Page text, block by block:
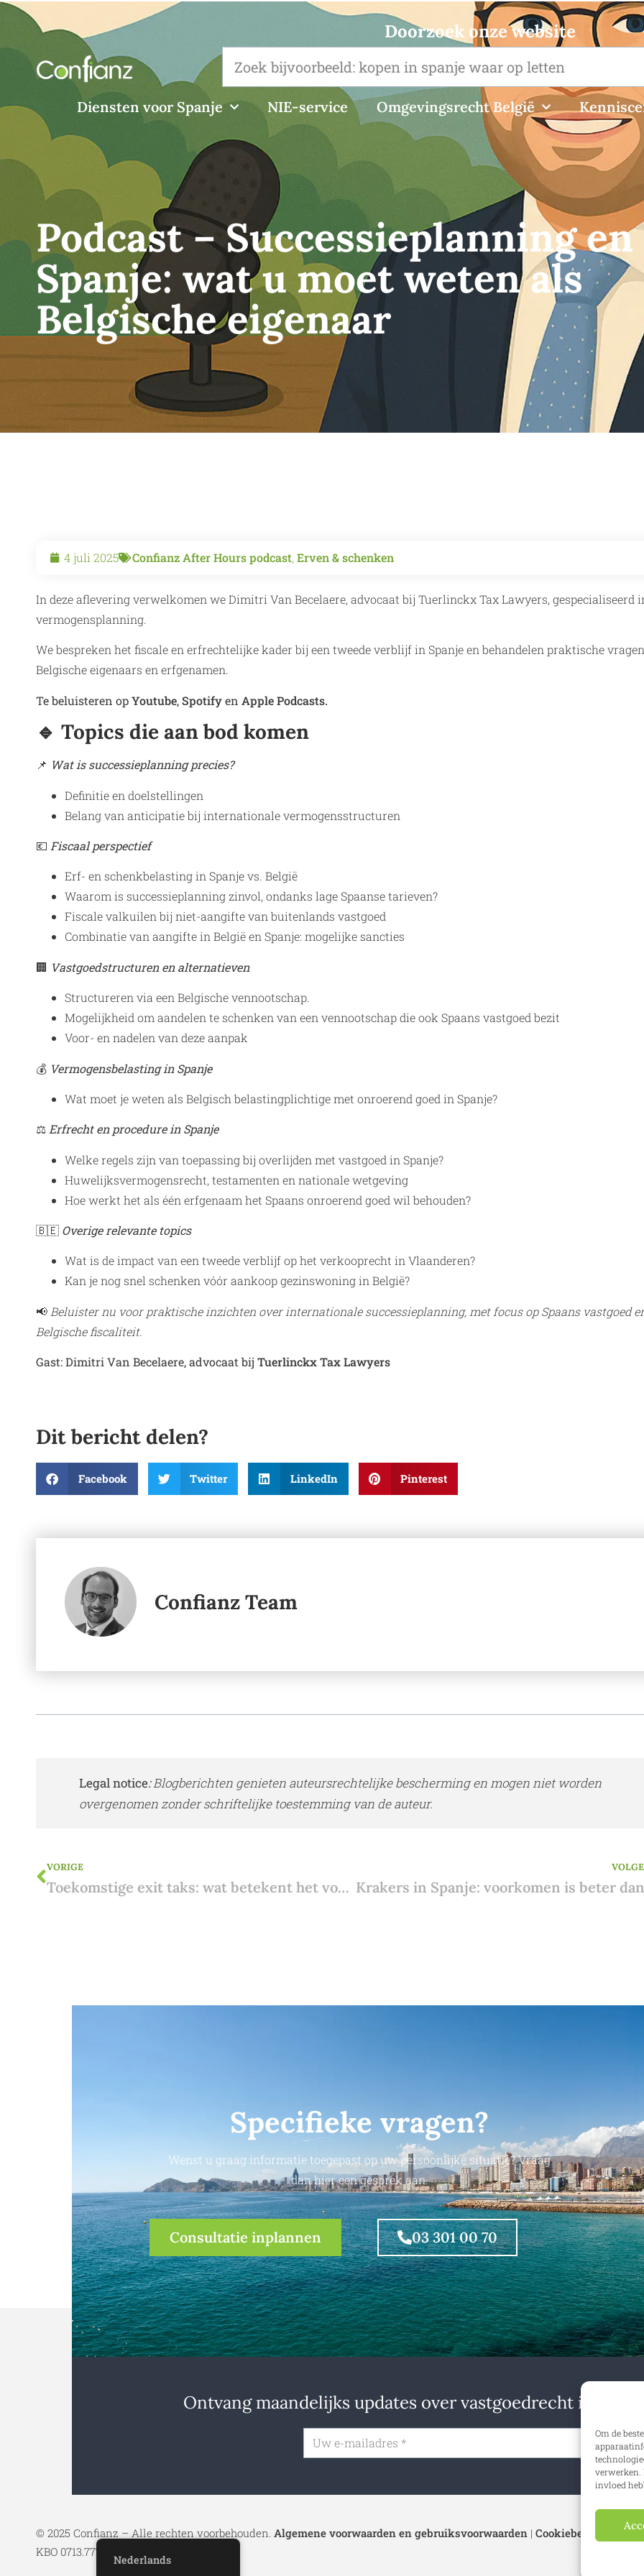
Om de
verwerken.
invloed
Doorzoek onze website
Diensten voor Spanje NIE-service Omgevingsrecht België
Podcast – Successieplanning en
Spanje: wat u moet weten als
Belgische eigenaar
4 juli 2025 Confianz After Hours podcast, Erven & schenken
In deze aflevering verwelkomen we Dimitri Van Becelaere, advocaat bij Tuerlinckx Tax Lawyers, gespecialiseerd
vermogensplanning.
We bespreken het fiscale en erfrechtelijke kader bij een tweede verblijf in Spanje en behandelen praktische
Belgische eigenaars en erfgenamen.
Te beluisteren opYoutube,Spotifyen Apple Podcasts.
🔹 Topics die aan bod komen
📌 Wat is successieplanning precies?
Definitie en doelstellingen
Belang van anticipatie bij internationale vermogensstructuren
💶 Fiscaal perspectief
Erf- en schenkbelasting in Spanje vs. België
Waarom is successieplanning zinvol, ondanks lage Spaanse tarieven?
Fiscale valkuilen bij niet-aangifte van buitenlands vastgoed
Combinatie van aangifte in België en Spanje: mogelijke sancties
🏢 Vastgoedstructuren en alternatieven
Structureren via een Belgische vennootschap.
Mogelijkheid om aandelen te schenken van een vennootschap die ook Spaans vastgoed bezit
Voor- en nadelen van deze aanpak
💰 Vermogensbelasting in Spanje
Wat moet je weten als Belgisch belastingplichtige met onroerend goed in Spanje?
⚖️Erfrecht en procedure in Spanje
Welke regels zijn van toepassing bij overlijden met vastgoed in Spanje?
Huwelijksvermogensrecht, testamenten en nationale wetgeving
Hoe werkt het als één erfgenaam het Spaans onroerend goed wil behouden?
🇧🇪 Overige relevante topics
Wat is de impact van een tweede verblijf op het verkooprecht in Vlaanderen?
Kan je nog snel schenken vóór aankoop gezinswoning in België?
📢 Beluister nu voor praktische inzichten over internationale successieplanning, met focus op Spaans vastgoed
Belgische fiscaliteit.
Gast: Dimitri Van Becelaere, advocaat bij Tuerlinckx Tax Lawyers
Dit bericht delen?
Facebook Twitter LinkedIn Pinterest
Confianz Team
Legal notice:Blogberichten genieten auteursrechtelijke bescherming en mogen niet worden
overgenomen zonder schriftelijke toestemming van de auteur.
VORIGE
Toekomstige exit taks: wat betekent het voor wie emigreert naar Spanje?
Specifieke vragen?
Wenst u graag informatie toegepast op uw persoonlijke situatie? Vraag
dan hier een gesprek aan.
Consultatie inplannen 03 301 00 70
Ontvang maandelijks updates over vastgoedrecht in
© 2025 Confianz – Alle rechten voorbehouden. Algemene voorwaarden en gebruiksvoorwaarden | Cookiebeleid
KBO 0713.777.468 & 0804.310.043
Nederlands